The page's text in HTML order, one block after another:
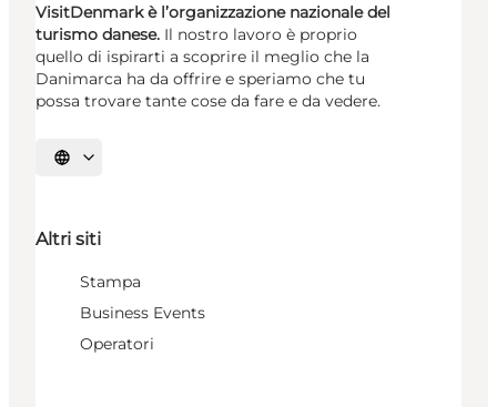
VisitDenmark è l’organizzazione nazionale del
turismo danese. Il nostro lavoro è proprio
quello di ispirarti a scoprire il meglio che la
Danimarca ha da offrire e speriamo che tu
possa trovare tante cose da fare e da vedere.
Seleziona la lingua
Altri siti
Stampa
Business Events
Operatori